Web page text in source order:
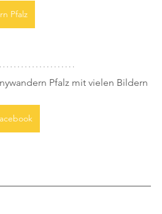
Pfalz
Pfalz mit vielen Bildern